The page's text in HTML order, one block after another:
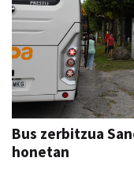
Bus zerbitzua
honetan